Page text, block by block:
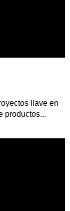
llave en
productos...
medianas y es